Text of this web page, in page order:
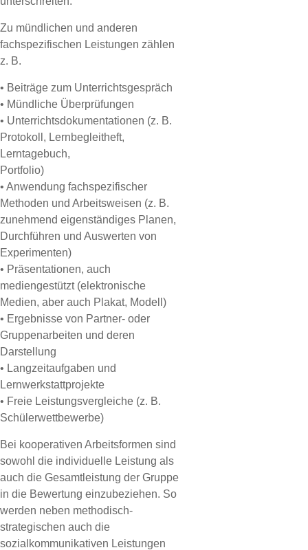
Zu mündlichen und anderen
fachspezifischen Leistungen zählen
z. B.
• Beiträge zum Unterrichtsgespräch
• Mündliche Überprüfungen
• Unterrichtsdokumentationen (z. B.
Protokoll, Lernbegleitheft,
Lerntagebuch,
Portfolio)
• Anwendung fachspezifischer
Methoden und Arbeitsweisen (z. B.
zunehmend eigenständiges Planen,
Durchführen und Auswerten von
Experimenten)
• Präsentationen, auch
mediengestützt (elektronische
Medien, aber auch Plakat, Modell)
• Ergebnisse von Partner- oder
Gruppenarbeiten und deren
Darstellung
• Langzeitaufgaben und
Lernwerkstattprojekte
• Freie Leistungsvergleiche (z. B.
Schülerwettbewerbe)
Bei kooperativen Arbeitsformen sind
sowohl die individuelle Leistung als
auch die Gesamtleistung der Gruppe
in die Bewertung einzubeziehen. So
werden neben methodisch-
strategischen auch die
sozialkommunikativen Leistungen